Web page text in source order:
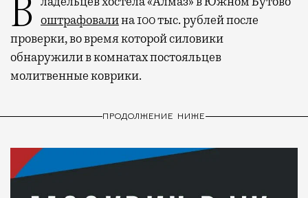
оштрафовалина 100 тыс. рублей после
проверки, во время которой силовики
обнаружили в комнатах постояльцев
молитвенные коврики.
ПРОДОЛЖЕНИЕ НИЖЕ